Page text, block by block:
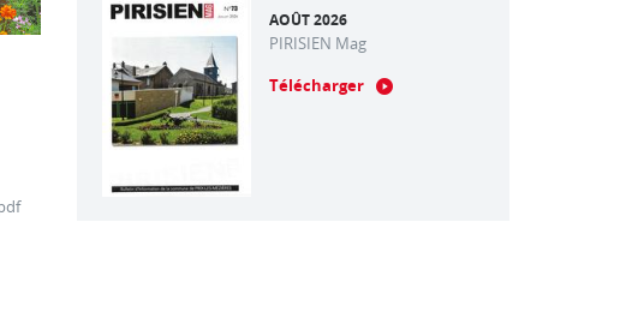
AOÛT 2026
PIRISIEN Mag
Télécharger